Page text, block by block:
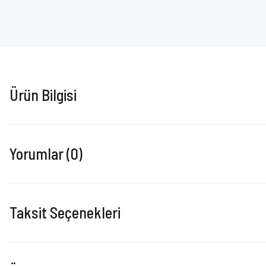
Ürün Bilgisi
Yorumlar (0)
Taksit Seçenekleri